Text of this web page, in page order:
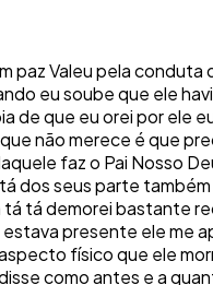
paz Valeu pela conduta
eu soube que ele
de que eu orei por ele
não merece é que
faz o Pai Nosso
dos seus parte
tá tá demorei bastante
presente ele me
físico que ele
como antes e a